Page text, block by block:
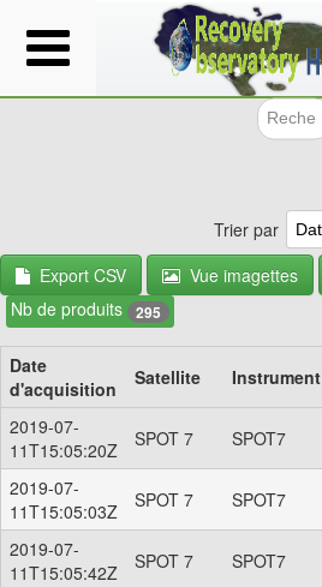
Aller
au
contenu
Trier par
Export CSV
Vue imagettes
Nb de produits 295
Date
d'acquisition
Satellite Instrument
2019-07-
11T15:05:20Z
SPOT 7 SPOT7
2019-07-
11T15:05:03Z
SPOT 7 SPOT7
2019-07-
11T15:05:42Z
SPOT 7 SPOT7